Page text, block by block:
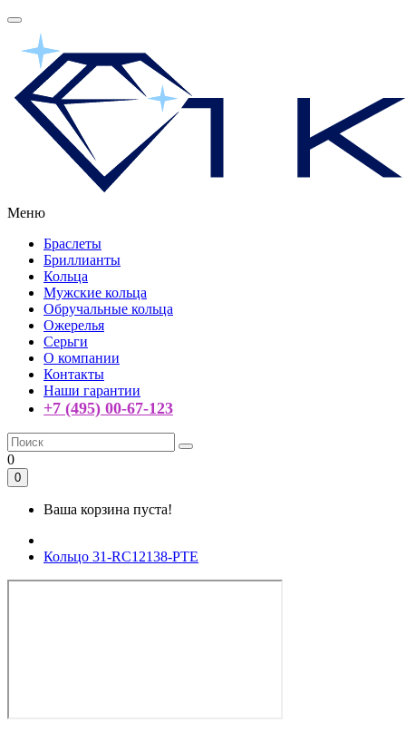
Меню
Браслеты
Бриллианты
Кольца
Мужские кольца
Обручальные кольца
Ожерелья
Серьги
О компании
Контакты
Наши гарантии
+7 (495) 00-67-123
0
0
Ваша корзина пуста!
Кольцо 31-RC12138-PTE